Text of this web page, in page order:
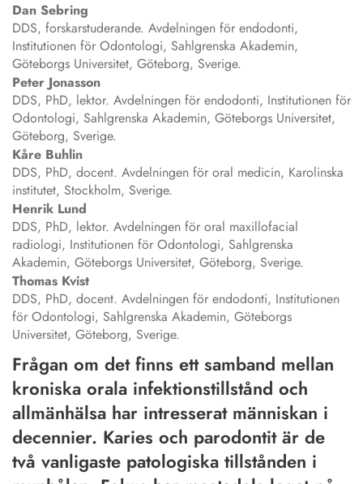
Dan Sebring
DDS, forskarstuderande. Avdelningen för endodonti,
Institutionen för Odontologi, Sahlgrenska Akademin,
Göteborgs Universitet, Göteborg, Sverige.
Peter Jonasson
DDS, PhD, lektor. Avdelningen för endodonti, Institutionen för
Odontologi, Sahlgrenska Akademin, Göteborgs Universitet,
Göteborg, Sverige.
Kåre Buhlin
DDS, PhD, docent. Avdelningen för oral medicin, Karolinska
institutet, Stockholm, Sverige.
Henrik Lund
DDS, PhD, lektor. Avdelningen för oral maxillofacial
radiologi, Institutionen för Odontologi, Sahlgrenska
Akademin, Göteborgs Universitet, Göteborg, Sverige.
Thomas Kvist
DDS, PhD, docent. Avdelningen för endodonti, Institutionen
för Odontologi, Sahlgrenska Akademin, Göteborgs
Universitet, Göteborg, Sverige.
Frågan om det finns ett samband mellan
kroniska orala infektionstillstånd och
allmänhälsa har intresserat människan i
decennier. Karies och parodontit är de
två vanligaste patologiska tillstånden i